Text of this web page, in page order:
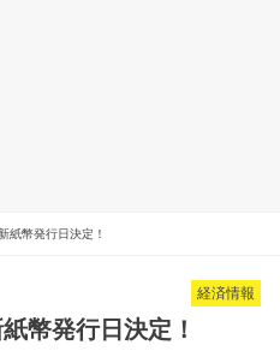
紙幣発行日決定！
経済情報
幣発行日決定！